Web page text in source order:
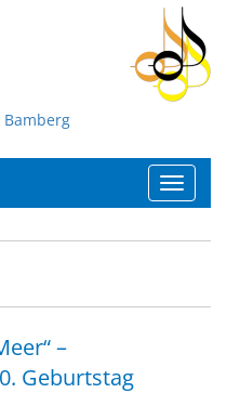
Bamberg
Toggle
–
Geburtstag